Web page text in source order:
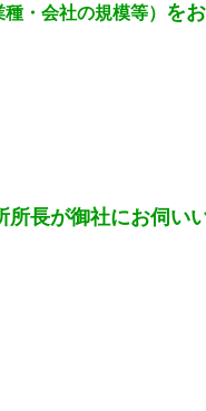
・会社の規模等） を
長が御社にお伺い